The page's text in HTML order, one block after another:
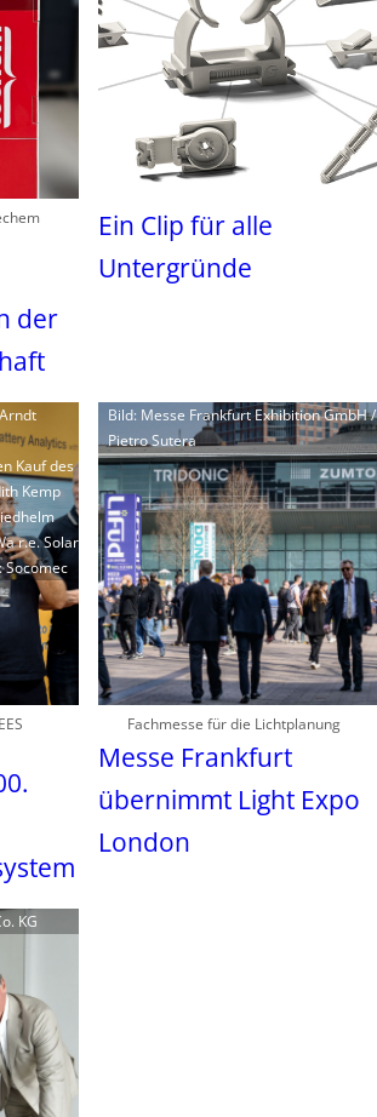
der
Ein Clip für alle
Untergründe
Kauf des
Kemp
r.e. Solar
Socomec
Bild: Messe Frankfurt Exhibition GmbH /
Pietro Sutera
Fachmesse für die Lichtplanung
Messe Frankfurt
übernimmt Light Expo
London
KG